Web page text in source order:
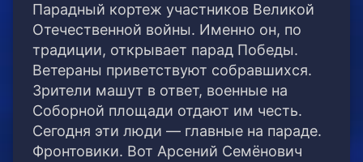
Парадный кортеж участников Великой
Отечественной войны. Именно он, по
традиции, открывает парад Победы.
Ветераны приветствуют собравшихся.
Зрители машут в ответ, военные на
Соборной площади отдают им честь.
Сегодня эти люди — главные на параде.
Фронтовики. Вот Арсений Семёнович